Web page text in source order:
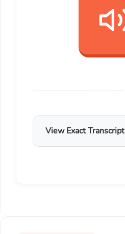
View Exact Transcript